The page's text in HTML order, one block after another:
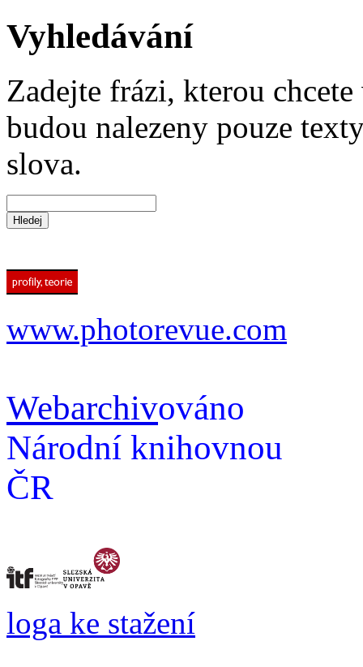
Vyhledávání
Zadejte frázi, kterou
budou nalezeny pouze
slova.
www.photorevue.com
Webarchivováno
Národní knihovnou
ČR
loga ke stažení